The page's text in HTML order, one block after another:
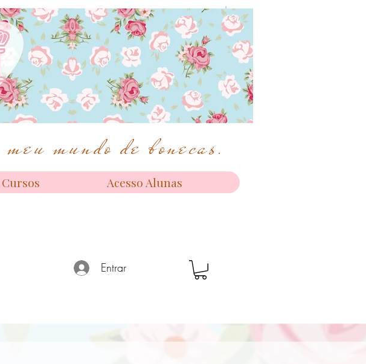
mundo de bonecas.
Cursos Acesso Alunas
Entrar